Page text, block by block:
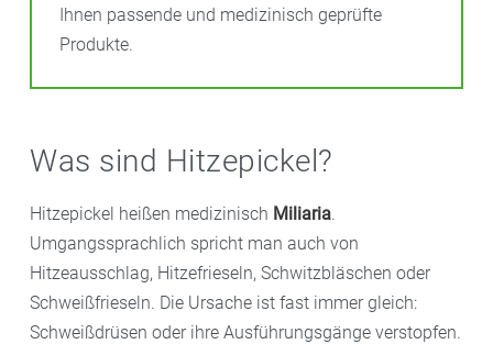
Ihnen passende und medizinisch geprüfte
Produkte.
Was sind Hitzepickel?
Hitzepickel heißen medizinisch Miliaria.
Umgangssprachlich spricht man auch von
Hitzeausschlag, Hitzefrieseln, Schwitzbläschen oder
Schweißfrieseln. Die Ursache ist fast immer gleich:
Schweißdrüsen oder ihre Ausführungsgänge verstopfen.